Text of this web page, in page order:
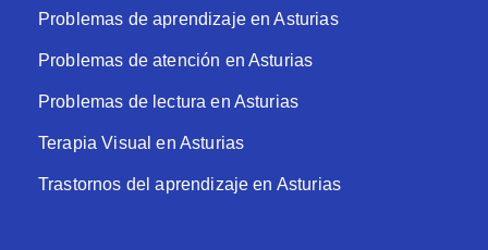
Problemas de aprendizaje en Asturias
Problemas de atención en Asturias
Problemas de lectura en Asturias
Terapia Visual en Asturias
Trastornos del aprendizaje en Asturias